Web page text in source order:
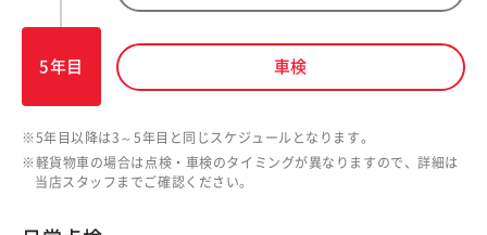
5年目 車検
5年目以降は3～5年目と同じスケジュールとなります。
軽貨物車の場合は点検・車検のタイミングが異なりますので、詳細は
当店スタッフまでご確認ください。